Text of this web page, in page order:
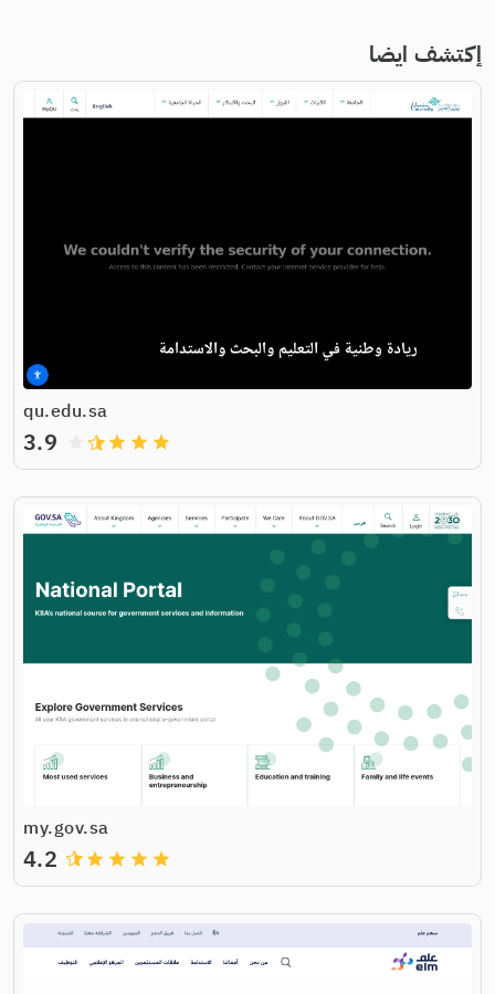
إكتشف ايضا
qu.edu.sa
grade
grade
grade
3.9
my.gov.sa
grade
grade
grade
grade
4.2